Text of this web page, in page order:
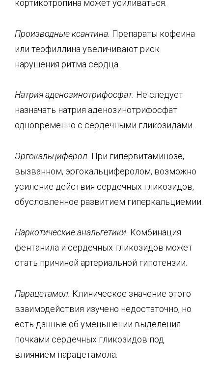
кортикотропина может усиливаться.
Производныексантина Препараты кофеина
или теофиллина увеличивают риск
нарушения ритма сердца.
Натрия аденозинотрифосфат. Не следует
назначать натрия аденозинотрифосфат
одновременно с сердечными гликозидами.
Эргокальциферол. При гипервитаминозе,
вызванном, эргокальциферолом, возможно
усиление действия сердечных гликозидов,
обусловленное развитием гиперкальциемии.
Наркотические анальгетики. Комбинация
фентанила и сердечных гликозидов может
стать причиной артериальной гипотензии.
Парацетамол. Клиническое значение этого
взаимодействия изучено недостаточно, но
есть данные об уменьшении выделения
почками сердечных гликозидов под
влиянием парацетамола.